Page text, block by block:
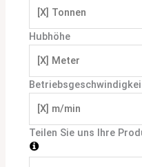
Hubhöhe
Teilen Sie uns Ihre